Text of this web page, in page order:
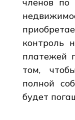
контроль
платежей
том,
полной
будет